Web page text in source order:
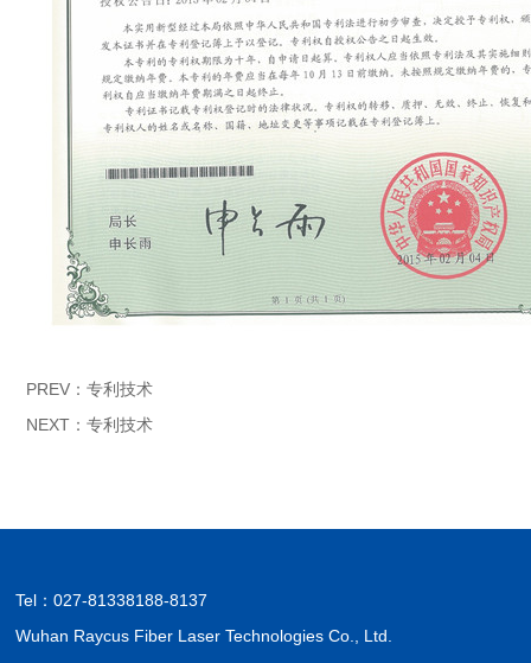
PREV：专利技术
NEXT：专利技术
Tel：027-81338188-8137
Wuhan Raycus Fiber Laser Technologies Co., Ltd.